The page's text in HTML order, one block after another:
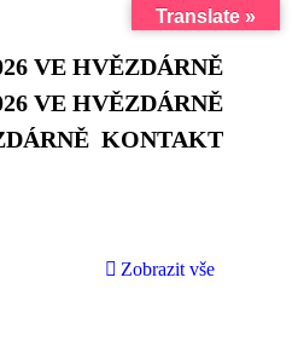
KONTAKT
Zobrazit vše
Translate »